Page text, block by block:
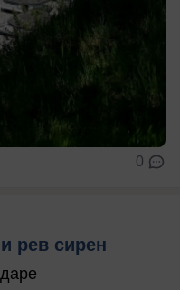
0
рев сирен